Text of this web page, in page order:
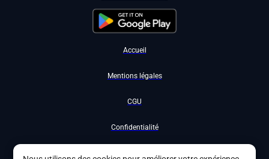
Accueil
Mentions légales
CGU
Confidentialité